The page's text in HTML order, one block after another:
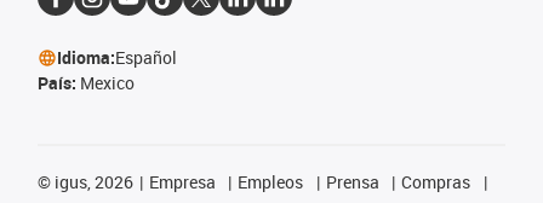
Idioma:Español
País: Mexico
© igus, 2026 Empresa Empleos Prensa
Compras